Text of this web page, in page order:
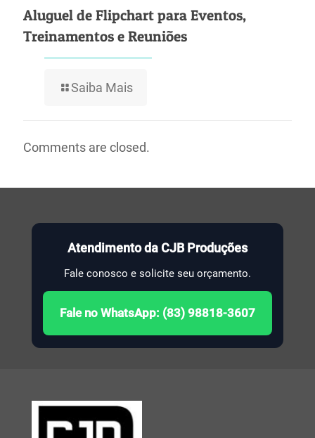
Aluguel de Flipchart para Eventos,
Treinamentos e Reuniões
Saiba Mais
Comments are closed.
Atendimento da CJB Produções
Fale conosco e solicite seu orçamento.
Fale no WhatsApp: (83) 98818-3607